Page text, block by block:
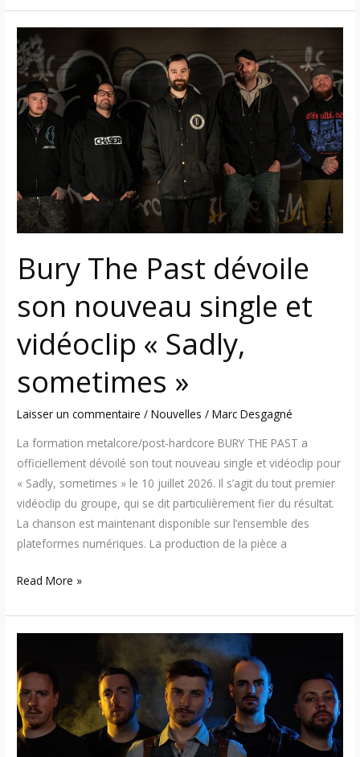
Bury The Past dévoile
son nouveau single et
vidéoclip « Sadly,
sometimes »
Laisser un commentaire /Nouvelles /Marc Desgagné
La formation metalcore/post-hardcore BURY THE PAST a
officiellement dévoilé son tout nouveau single et vidéoclip pour
« Sadly, sometimes » le 10 juillet 2026. Il s’agit du tout premier
vidéoclip du groupe, qui se dit particulièrement fier du résultat.
La chanson est maintenant disponible sur l’ensemble des
plateformes numériques. La production de la pièce a
Bury
The
Past
dévoile
son
nouveau
vidéoclip
«
Sadly,
sometimes
»
Read More »
Entrevue
avec
le
groupe